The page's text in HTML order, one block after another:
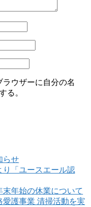
ウザーに自分の名
る。
らせ
り「ユースエール認
末年始の休業について
愛護事業 清掃活動を実